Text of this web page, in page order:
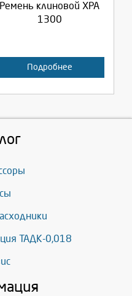
Ремень клиновой XPA
1300
Подробнее
Отмена
ТАДК-0,018